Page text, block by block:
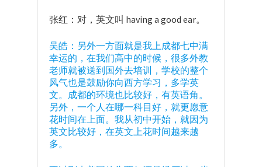
张红：对，英文叫 having a good ear。
吴皓：另外一方面就是我上成都七中满
幸运的，在我们高中的时候，很多外教
老师就被送到国外去培训，学校的整个
风气也是鼓励你向西方学习，多学英
文。成都的环境也比较好，有英语角。
另外，一个人在哪一科目好，就更愿意
花时间在上面。我从初中开始，就因为
英文比较好，在英文上花时间越来越
多。